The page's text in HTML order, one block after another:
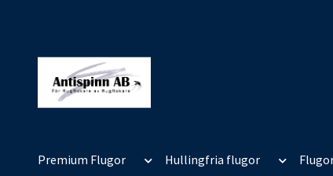
Premium Flugor Hullingfria flugor